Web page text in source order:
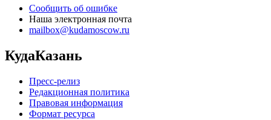
Сообщить об ошибке
Наша электронная почта
mailbox@kudamoscow.ru
КудаКазань
Пресс-релиз
Редакционная политика
Правовая информация
Формат ресурса